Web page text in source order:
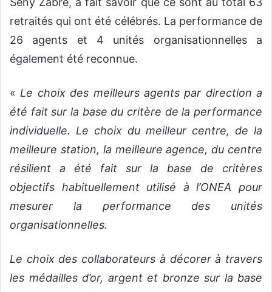
retraités qui ont été célébrés. La performance de
26 agents et 4 unités organisationnelles a
également été reconnue.
« Le choix des meilleurs agents par direction a
été fait sur la base du critère de la performance
individuelle. Le choix du meilleur centre, de la
meilleure station, la meilleure agence, du centre
résilient a été fait sur la base de critères
objectifs habituellement utilisé à l’ONEA pour
mesurer la performance des unités
organisationnelles.
Le choix des collaborateurs à décorer à travers
les médailles d’or, argent et bronze sur la base